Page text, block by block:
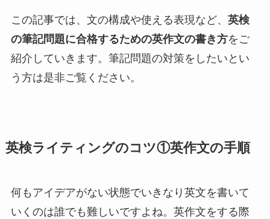
この記事では、文の構成や使える表現など、 英検
の筆記問題に合格するための英作文の書き方をご
紹介していきます。筆記問題の対策をしたいとい
う方は是非ご覧ください。
英検ライティングのコツ①英作文の手順
何もアイデアがない状態でいきなり英文を書いて
いくのは誰でも難しいですよね。英作文をする際